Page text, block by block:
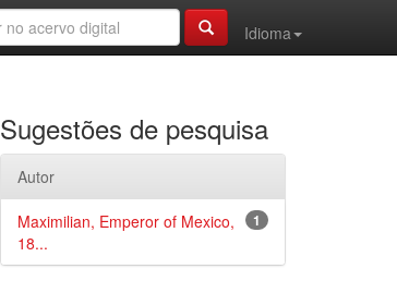
Idioma
Sugestões de pesquisa
Autor
1
Maximilian, Emperor of Mexico,
18...